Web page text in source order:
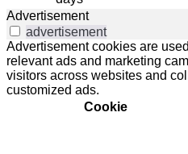
Advertisement
advertisement
Advertisement cookies are
relevant ads and marketing
visitors across websites and
customized ads.
Cookie